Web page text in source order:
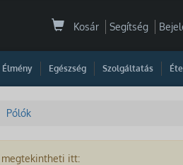
Kosár Segítség
Élmény Egészség Szolgáltatás
Pólók
megtekintheti itt: